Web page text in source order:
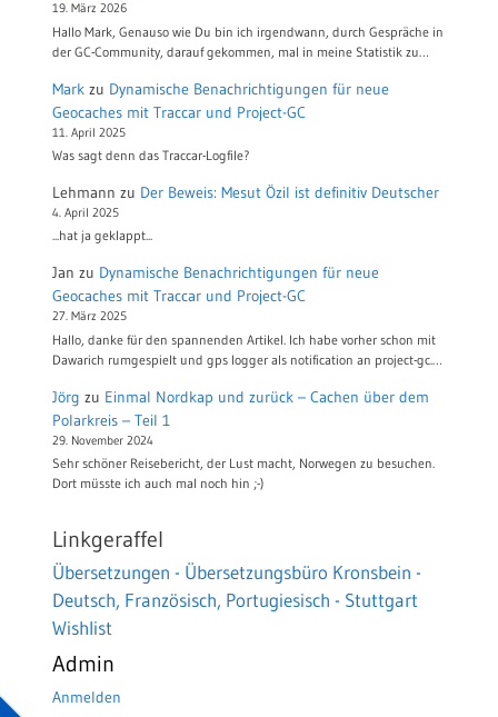
19. März 2026
Hallo Mark, Genauso wie Du bin ich irgendwann, durch Gespräche in
der GC-Community, darauf gekommen, mal in meine Statistik zu…
Mark zu Dynamische Benachrichtigungen für neue
Geocaches mit Traccar und Project-GC
11. April 2025
Was sagt denn das Traccar-Logfile?
Lehmann zu Der Beweis: Mesut Özil ist definitiv Deutscher
4. April 2025
...hat ja geklappt...
Jan zu Dynamische Benachrichtigungen für neue
Geocaches mit Traccar und Project-GC
27. März 2025
Hallo, danke für den spannenden Artikel. Ich habe vorher schon mit
Dawarich rumgespielt und gps logger als notification an project-gc.…
Jörg zu Einmal Nordkap und zurück – Cachen über dem
Polarkreis – Teil 1
29. November 2024
Sehr schöner Reisebericht, der Lust macht, Norwegen zu besuchen.
Dort müsste ich auch mal noch hin ;-)
Linkgeraffel
Übersetzungen - Übersetzungsbüro Kronsbein -
Deutsch, Französisch, Portugiesisch - Stuttgart
Wishlist
Admin
Anmelden